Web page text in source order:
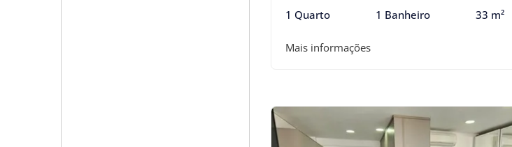
1 Quarto 1 Banheiro 33 m²
Mais informações